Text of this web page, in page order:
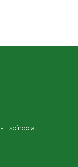
Espíndola